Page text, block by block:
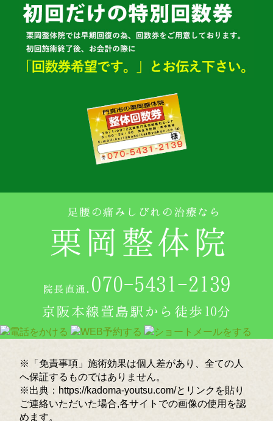
※「免責事項」施術効果は個人差があり、全ての人
へ保証するものではありません。
※出典：https://kadoma-youtsu.com/とリンクを貼り
ご連絡いただいた場合,各サイトでの画像の使用を認
めます。